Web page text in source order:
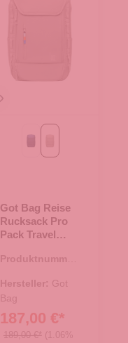
ocean blue
Got Bag Reise
Rucksack Pro
Pack Travel
Produktnummer:
Hersteller: Got
Bag
187,00 €*
189,00 €* (1.06%